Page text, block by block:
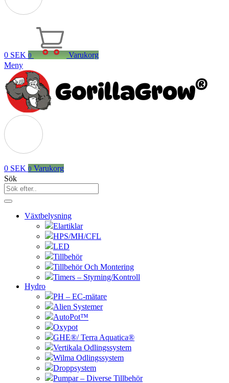
0 SEK 0
Varukorg
Meny
0 SEK 0 Varukorg
Sök
Växtbelysning
Elartiklar
HPS/MH/CFL
LED
Tillbehör
Tillbehör Och Montering
Timers – Styrning/Kontroll
Hydro
PH – EC-mätare
Alien Systemer
AutoPot™
Oxypot
GHE®/ Terra Aquatica®
Vertikala Odlingssystem
Wilma Odlingssystem
Droppsystem
Pumpar – Diverse Tillbehör